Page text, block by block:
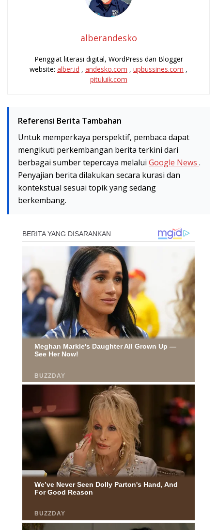
alberandesko
Penggiat literasi digital, WordPress dan Blogger
website: alber.id , andesko.com , upbussines.com ,
pituluik.com
Referensi Berita Tambahan
Untuk memperkaya perspektif, pembaca dapat
mengikuti perkembangan berita terkini dari
berbagai sumber tepercaya melalui Google News .
Penyajian berita dilakukan secara kurasi dan
kontekstual sesuai topik yang sedang
berkembang.